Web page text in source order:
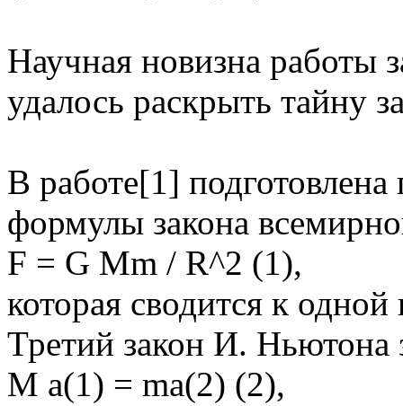
Научная новизна работы
удалось раскрыть тайну
В работе[1]
формулы закона
F = G Mm / R^2 (1),
которая сводится к одной
Третий закон И. Ньютона
M a(1) = ma(2) (2),